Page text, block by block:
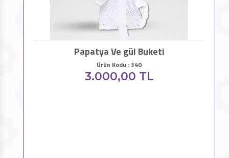
Papatya Ve gül Buketi
Ürün Kodu : 340
3.000,00 TL